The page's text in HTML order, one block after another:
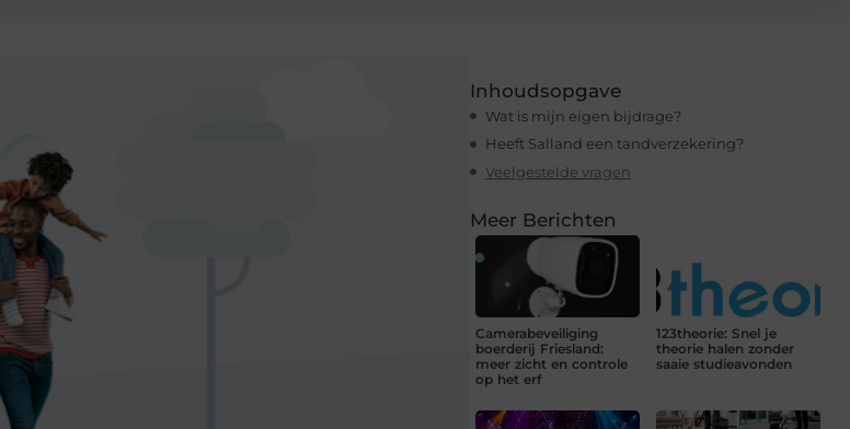
Inhoudsopgave
Wat is mijn eigen bijdrage?
Heeft Salland een tandverzekering?
Veelgestelde vragen
Meer Berichten
Camerabeveiliging
boerderij Friesland:
meer zicht en controle
op het erf
123theorie: Snel je
theorie halen zonder
saaie studieavonden